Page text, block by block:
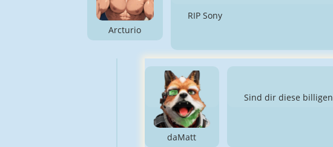
Arcturio
RIP Sony
daMatt
Sind dir diese